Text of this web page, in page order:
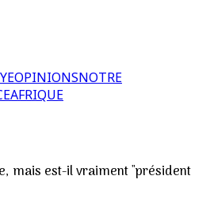
OPINIONSNOTRE
AFRIQUE
mais est-il vraiment "président